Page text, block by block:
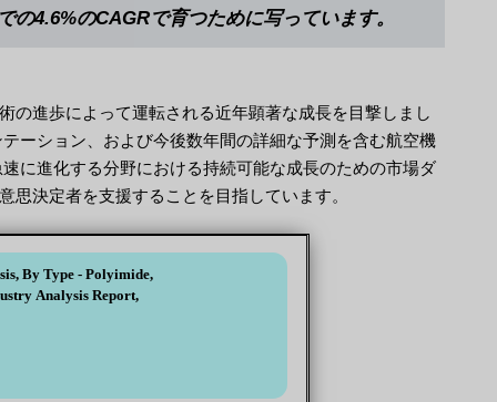
4.6%のCAGRで育つために写っています。
の進歩によって運転される近年顕著な成長を目撃しまし
ーション、および今後数年間の詳細な予測を含む航空機
に進化する分野における持続可能な成長のための市場ダ
決定者を支援することを目指しています。